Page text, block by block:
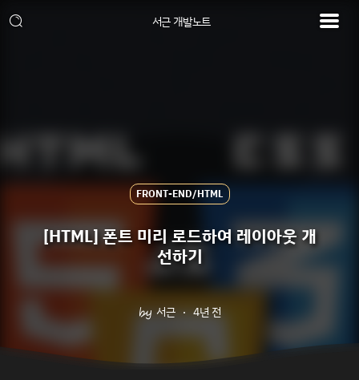
서근 개발노트
FRONT-END/HTML
[HTML] 폰트 미리 로드하여 레이아웃 개
선하기
서근 4년 전